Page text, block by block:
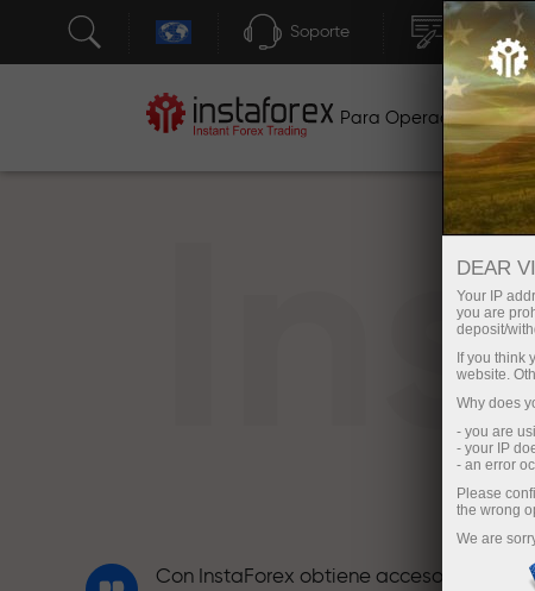
Soporte Apertura
Para Operadores
Con InstaForex obtiene acceso a
DEAR
Your IP
you are
deposit/
If you think
website.
Why does
- you are
- your IP
- an error
Please
the wrong
We are